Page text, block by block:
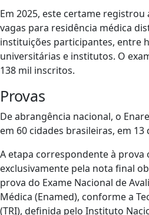
Em 2025, este certame
vagas para residência médica
instituições participantes, entre
universitárias e institutos. O
138 mil inscritos.
Provas
De abrangência nacional, o
em 60 cidades brasileiras, em 13
A etapa correspondente à prova
exclusivamente pela nota final
prova do Exame Nacional de
Médica (Enamed), conforme a
(TRI), definida pelo Instituto